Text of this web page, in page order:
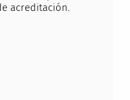
acreditación.